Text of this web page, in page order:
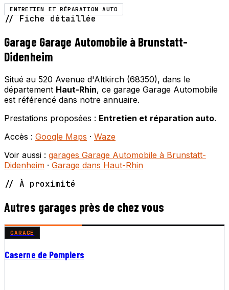
ENTRETIEN ET RÉPARATION AUTO
// Fiche détaillée
Garage Garage Automobile à Brunstatt-
Didenheim
Situé au 520 Avenue d'Altkirch (68350), dans le
département Haut-Rhin, ce garage Garage Automobile
est référencé dans notre annuaire.
Prestations proposées : Entretien et réparation auto.
Accès : Google Maps · Waze
Voir aussi : garages Garage Automobile à Brunstatt-
Didenheim · Garage dans Haut-Rhin
// À proximité
Autres garages près de chez vous
GARAGE
Caserne de Pompiers